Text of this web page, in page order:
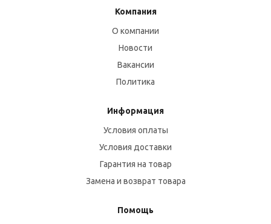
Компания
О компании
Новости
Вакансии
Политика
Информация
Условия оплаты
Условия доставки
Гарантия на товар
Замена и возврат товара
Помощь